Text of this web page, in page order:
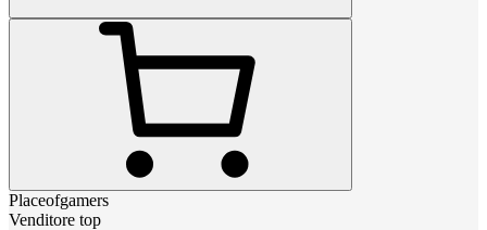
Placeofgamers
Venditore top